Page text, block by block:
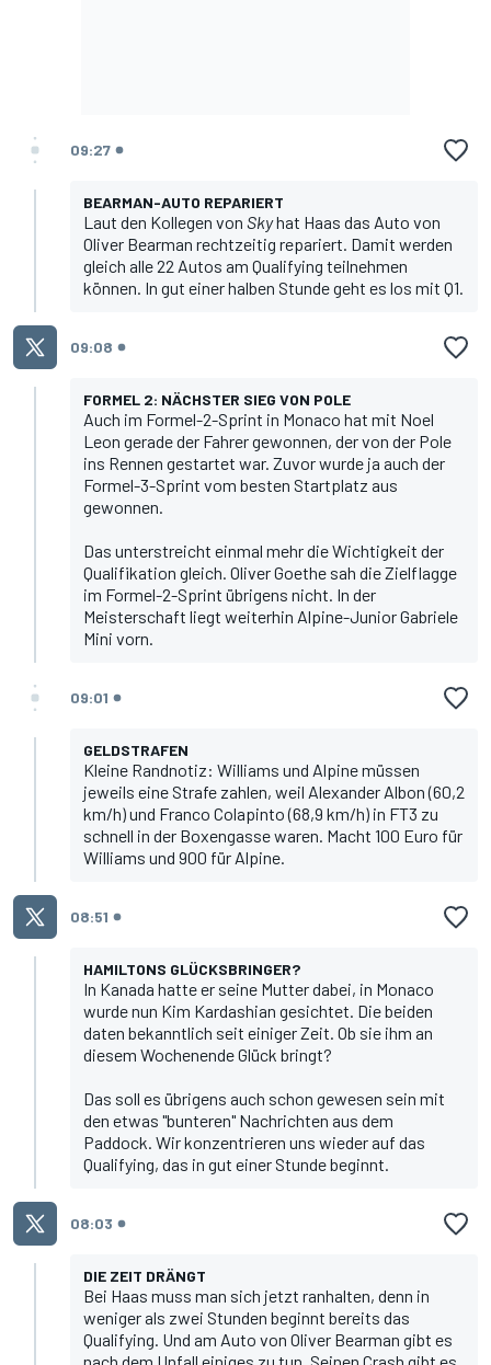
09:27
BEARMAN-AUTO REPARIERT
Laut den Kollegen von Skyhat Haas das Auto von
Oliver Bearman rechtzeitig repariert. Damit werden
gleich alle 22 Autos am Qualifying teilnehmen
können. In gut einer halben Stunde geht es los mit Q1.
09:08
FORMEL 2: NÄCHSTER SIEG VON POLE
Auch im Formel-2-Sprint in Monaco hat mit Noel
Leon gerade der Fahrer gewonnen, der von der Pole
ins Rennen gestartet war. Zuvor wurde ja auch der
Formel-3-Sprint vom besten Startplatz aus
gewonnen.
Das unterstreicht einmal mehr die Wichtigkeit der
Qualifikation gleich. Oliver Goethe sah die Zielflagge
im Formel-2-Sprint übrigens nicht. In der
Meisterschaft liegt weiterhin Alpine-Junior Gabriele
Mini vorn.
09:01
GELDSTRAFEN
Kleine Randnotiz: Williams und Alpine müssen
jeweils eine Strafe zahlen, weil Alexander Albon (60,2
km/h) und Franco Colapinto(68,9 km/h) in FT3 zu
schnell in der Boxengasse waren. Macht 100 Euro für
Williams und 900 für Alpine.
08:51
HAMILTONS GLÜCKSBRINGER?
In Kanada hatte er seine Mutter dabei, in Monaco
wurde nun Kim Kardashian gesichtet. Die beiden
daten bekanntlich seit einiger Zeit. Ob sie ihm an
diesem Wochenende Glück bringt?
Das soll es übrigens auch schon gewesen sein mit
den etwas "bunteren" Nachrichten aus dem
Paddock. Wir konzentrieren uns wieder auf das
Qualifying, das in gut einer Stunde beginnt.
08:03
DIE ZEIT DRÄNGT
Bei Haas muss man sich jetzt ranhalten, denn in
weniger als zwei Stunden beginnt bereits das
Qualifying. Und am Auto von Oliver Bearman gibt es